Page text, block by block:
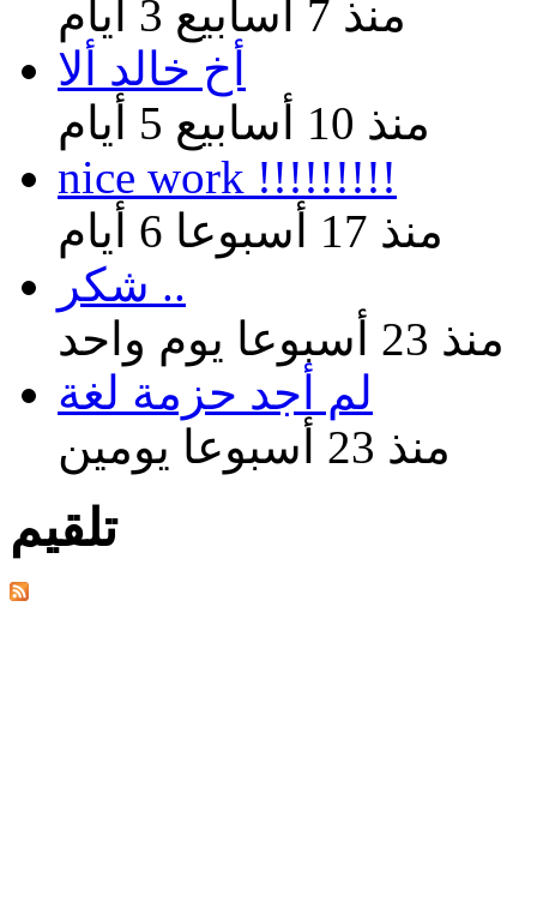
منذ 7 أسابيع 3 أيام
أخ خالد ألا
منذ 10 أسابيع 5 أيام
nice work !!!!!!!!!
منذ 17 أسبوعا 6 أيام
شكر ..
منذ 23 أسبوعا يوم واحد
لم أجد حزمة لغة
منذ 23 أسبوعا يومين
تلقيم